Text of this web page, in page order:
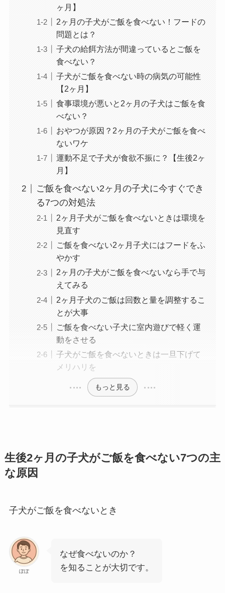
ヶ月】
2ヶ月の子犬がご飯を食べない！フードの
問題とは？
子犬の給餌方法が間違っているとご飯を
食べない？
子犬がご飯を食べない時の病気の可能性
【2ヶ月】
食事環境が悪いと2ヶ月の子犬はご飯を食
べない？
おやつが原因？2ヶ月の子犬がご飯を食べ
ないワケ
運動不足で子犬が食欲不振に？【生後2ヶ
月】
ご飯を食べない2ヶ月の子犬に今すぐでき
る7つの対処法
2ヶ月子犬がご飯を食べないときは環境を
見直す
ご飯を食べない2ヶ月子犬にはフードをふ
やかす
2ヶ月の子犬がご飯を食べないなら手で与
えてみる
2ヶ月子犬のご飯は回数と量を調整するこ
とが大事
ご飯を食べない子犬に室内遊びで軽く運
動をさせる
子犬がご飯を食べないときは一旦下げて
メリハリを
もっと見る
生後2ヶ月の子犬がご飯を食べない7つの主
な原因
子犬がご飯を食べないとき
ぽぽ
なぜ食べないのか？
を知ることが大切です。